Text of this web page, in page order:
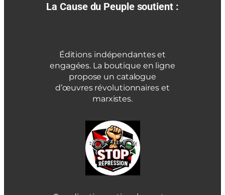
La Cause du Peuple soutient :
Éditions indépendantes et
engagées. La boutique en ligne
propose un catalogue
d’œuvres révolutionnaires et
marxistes.